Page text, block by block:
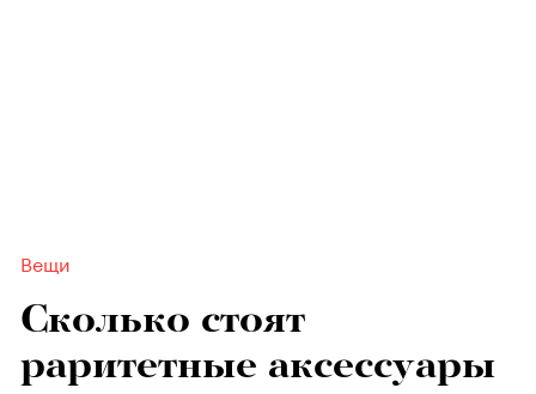
Вещи
Сколько стоят
раритетные аксессуары